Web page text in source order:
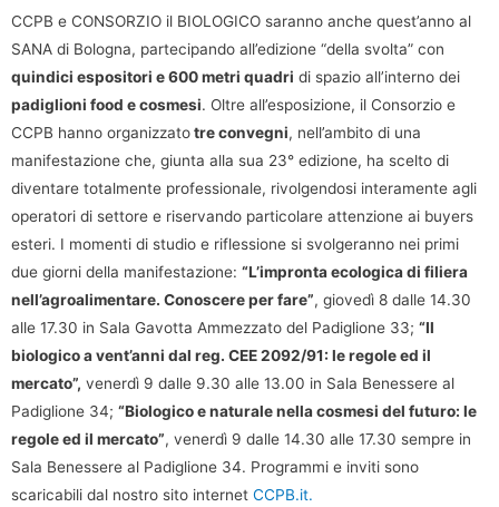
CCPB e CONSORZIO il BIOLOGICO saranno anche quest’anno al
SANA di Bologna, partecipando all’edizione “della svolta” con
quindici espositori e 600 metri quadri di spazio all’interno dei
padiglioni food e cosmesi. Oltre all’esposizione, il Consorzio e
CCPB hanno organizzatotre convegni, nell’ambito di una
manifestazione che, giunta alla sua 23° edizione, ha scelto di
diventare totalmente professionale, rivolgendosi interamente agli
operatori di settore e riservando particolare attenzione ai buyers
esteri. I momenti di studio e riflessione si svolgeranno nei primi
due giorni della manifestazione: “L’impronta ecologica di filiera
nell’agroalimentare. Conoscere per fare”, giovedì 8 dalle 14.30
alle 17.30 in Sala Gavotta Ammezzato del Padiglione 33; “Il
biologico a vent’anni dal reg. CEE 2092/91: le regole ed il
mercato”, venerdì 9 dalle 9.30 alle 13.00 in Sala Benessere al
Padiglione 34; “Biologico e naturale nella cosmesi del futuro: le
regole ed il mercato”, venerdì 9 dalle 14.30 alle 17.30 sempre in
Sala Benessere al Padiglione 34. Programmi e inviti sono
scaricabili dal nostro sito internet CCPB.it.